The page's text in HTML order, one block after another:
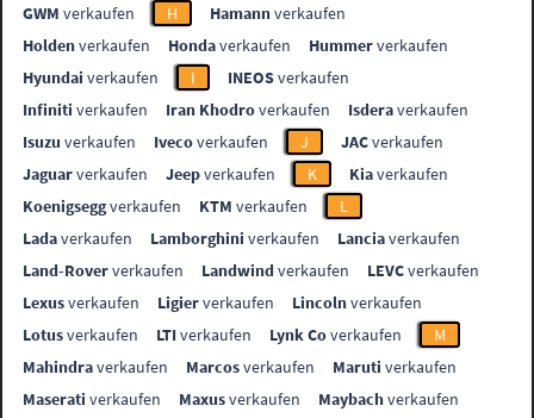
GWM verkaufen H Hamannverkaufen
Holdenverkaufen Hondaverkaufen Hummerverkaufen
Hyundai verkaufen I INEOSverkaufen
Infiniti verkaufen Iran Khodroverkaufen Isderaverkaufen
Isuzu verkaufen Ivecoverkaufen J JACverkaufen
Jaguarverkaufen Jeepverkaufen K Kiaverkaufen
Koenigseggverkaufen KTM verkaufen
L
Ladaverkaufen Lamborghini verkaufen Lanciaverkaufen
Land-Roververkaufen Landwindverkaufen LEVCverkaufen
Lexusverkaufen Ligierverkaufen Lincolnverkaufen
Lotusverkaufen LTIverkaufen Lynk Coverkaufen
M
Mahindraverkaufen Marcosverkaufen Maruti verkaufen
Maserati verkaufen Maxusverkaufen Maybachverkaufen